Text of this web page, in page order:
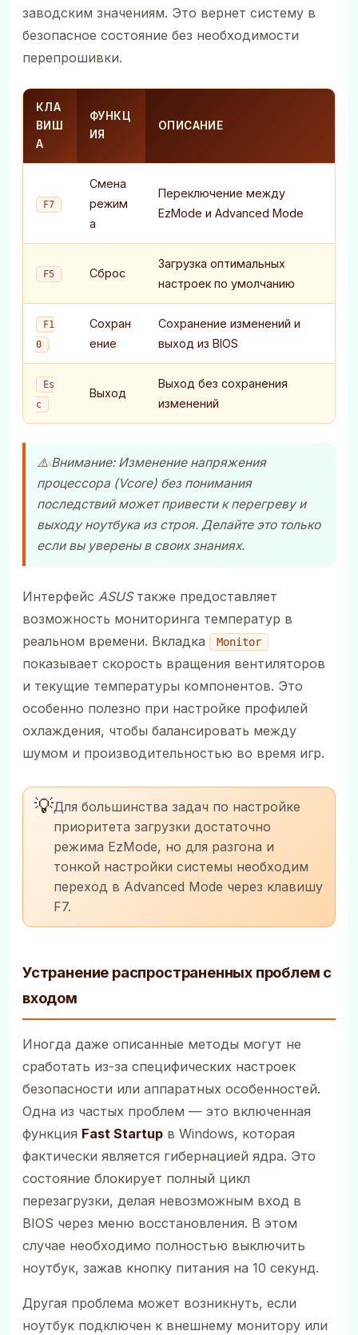
заводским значениям. Это вернет систему в
безопасное состояние без необходимости
перепрошивки.
КЛА
ВИШ
А
ФУНКЦ
ИЯ
ОПИСАНИЕ
F7
Смена
режим
а
Переключение между
EzMode и Advanced Mode
F5 Сброс
Загрузка оптимальных
настроек по умолчанию
F1
0
Сохран
ение
Сохранение изменений и
выход из BIOS
Es
c
Выход
Выход без сохранения
изменений
⚠️ Внимание: Изменение напряжения
процессора (Vcore) без понимания
последствий может привести к перегреву и
выходу ноутбука из строя. Делайте это только
если вы уверены в своих знаниях.
Интерфейс ASUSтакже предоставляет
возможность мониторинга температур в
реальном времени. Вкладка
Monitor
показывает скорость вращения вентиляторов
и текущие температуры компонентов. Это
особенно полезно при настройке профилей
охлаждения, чтобы балансировать между
шумом и производительностью во время игр.
💡Для большинства задач по настройке
приоритета загрузки достаточно
режима EzMode, но для разгона и
тонкой настройки системы необходим
переход в Advanced Mode через клавишу
F7.
Устранение распространенных проблем с
входом
Иногда даже описанные методы могут не
сработать из-за специфических настроек
безопасности или аппаратных особенностей.
Одна из частых проблем — это включенная
функция Fast Startup в Windows, которая
фактически является гибернацией ядра. Это
состояние блокирует полный цикл
перезагрузки, делая невозможным вход в
BIOS через меню восстановления. В этом
случае необходимо полностью выключить
ноутбук, зажав кнопку питания на 10 секунд.
Другая проблема может возникнуть, если
ноутбук подключен к внешнему монитору или